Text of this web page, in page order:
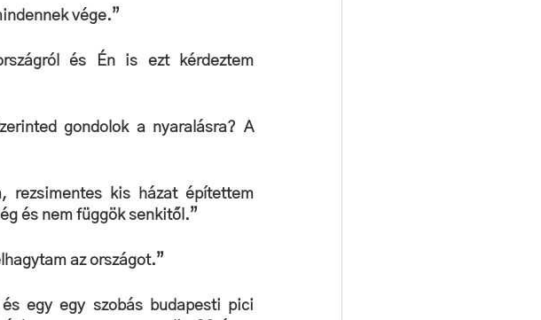
vége.”
és Én is ezt kérdeztem
gondolok a nyaralásra? A
rezsimentes kis házat építettem
és nem függök senkitől.”
az országot.”
egy egy szobás budapesti pici